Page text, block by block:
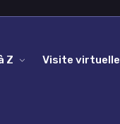
Z Visite virtuelle